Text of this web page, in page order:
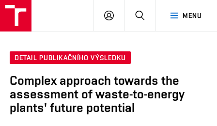
MENU
PŘIHLÁSIT
DETAIL PUBLIKAČNÍHO VÝSLEDKU
Complex approach towards the
assessment of waste-to-energy
plants' future potential